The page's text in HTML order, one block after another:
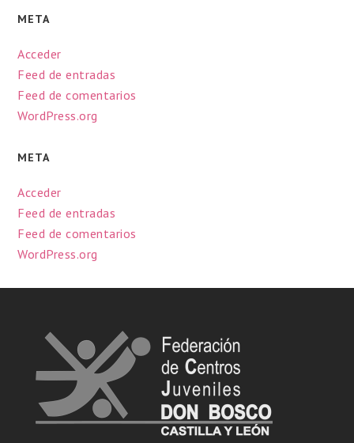
META
Acceder
Feed de entradas
Feed de comentarios
WordPress.org
META
Acceder
Feed de entradas
Feed de comentarios
WordPress.org